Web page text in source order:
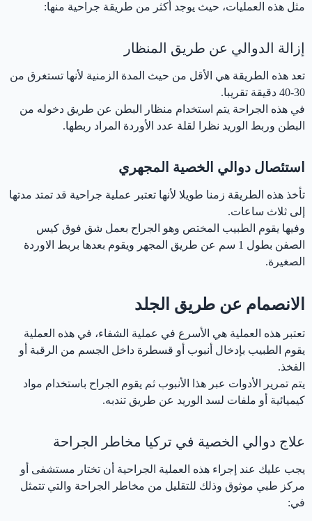
مثل هذه العمليات، حيث يوجد أكثر من طريقة جراحية منها:
إزالة الدوالي عن طريق المنظار
تعد هذه الطريقة هي الأقل من حيث المدة الزمنية لأنها تستغرق من
30-40 دقيقة تقريبا.
في هذه الجراحة يتم استخدام منظار البطن عن طريق دخوله من
البطن وربط الوريد نظرا لقلة عدد الأوردة المراد ربطها.
استئصال دوالي الخصية المجهري
تأخذ هذه الطريقة زمنا طويلا لأنها تعتبر عملية جراحية قد تمتد مدتها
إلى ثلاث ساعات.
وفيها يقوم الطبيب المختص وهو الجراح بعمل شق فوق كيس
الصفن بطول 1 سم عن طريق المجهر ويقوم بعدها بربط الاوردة
الصغيرة.
الانصمام عن طريق الجلد
تعتبر هذه العملية هي الأسرع في عملية الشفاء، في هذه العملية
يقوم الطبيب بإدخال أنبوب أو قسطرة داخل الجسم من الرقبة أو
الفخذ.
يتم تمرير الأدوات عبر هذا الأنبوب ثم يقوم الجراح باستخدام مواد
كيميائية أو ملفات لسد الوريد عن طريق تندبه.
علاج دوالي الخصية في تركيا مخاطر الجراحة
يجب عليك عند إجراء هذه العملية الجراحية أن تختار مستشفى أو
مركز طبي موثوق وذلك للتقليل من مخاطر الجراحة والتي تتمثل
في: